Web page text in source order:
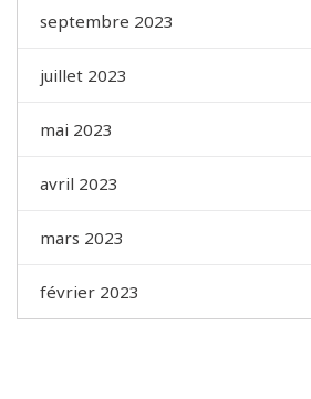
septembre 2023
juillet 2023
mai 2023
avril 2023
mars 2023
février 2023